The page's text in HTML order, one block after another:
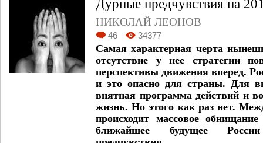
Дурные предчувствия на
НИКОЛАЙ ЛЕОНОВ
46 34377
Самая характерная черта
отсутствие у нее стратегии
перспективы движения вперед.
и это опасно для страны. Для
внятная программа действий и
жизнь. Но этого как раз нет.
происходит массовое
ближайшее будущее